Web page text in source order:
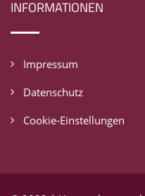
INFORMATIONEN
Impressum
Datenschutz
Cookie-Einstellungen